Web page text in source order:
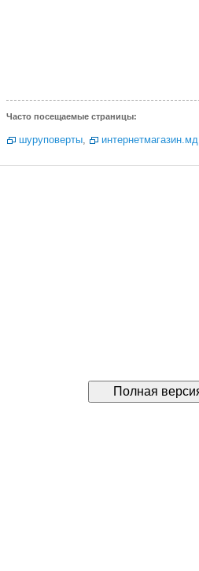
Часто посещаемые страницы:
шуруповерты, интернетмагазин.мд